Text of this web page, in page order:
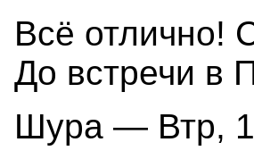
Всё отлично!
До встречи в
Шура — Втр,